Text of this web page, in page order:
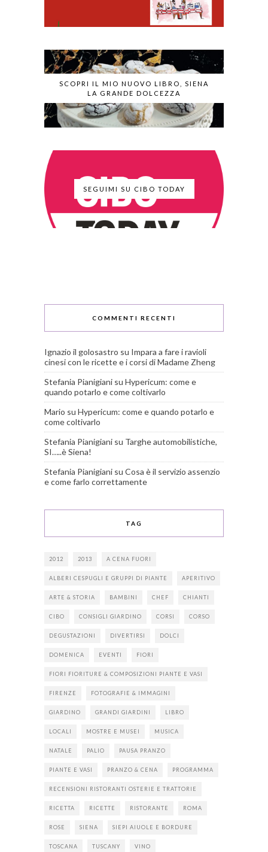
SCOPRI IL MIO NUOVO LIBRO, SIENA
LA GRANDE DOLCEZZA
SEGUIMI SU CIBO TODAY
COMMENTI RECENTI
Ignazio il golosastro su Impara a fare i ravioli
cinesi con le ricette e i corsi di Madame Zheng
Stefania Pianigiani su Hypericum: come e
quando potarlo e come coltivarlo
Mario su Hypericum: come e quando potarlo e
come coltivarlo
Stefania Pianigiani su Targhe automobilistiche,
SI…..è Siena!
Stefania Pianigiani su Cosa è il servizio assenzio
e come farlo correttamente
TAG
2012 2013 A CENA FUORI
ALBERI CESPUGLI E GRUPPI DI PIANTE APERITIVO
ARTE & STORIA BAMBINI CHEF CHIANTI
CIBO CONSIGLI GIARDINO CORSI CORSO
DEGUSTAZIONI DIVERTIRSI DOLCI
DOMENICA EVENTI FIORI
FIORI FIORITURE & COMPOSIZIONI PIANTE E VASI
FIRENZE FOTOGRAFIE & IMMAGINI
GIARDINO GRANDI GIARDINI LIBRO
LOCALI MOSTRE E MUSEI MUSICA
NATALE PALIO PAUSA PRANZO
PIANTE E VASI PRANZO & CENA PROGRAMMA
RECENSIONI RISTORANTI OSTERIE E TRATTORIE
RICETTA RICETTE RISTORANTE ROMA
ROSE SIENA SIEPI AIUOLE E BORDURE
TOSCANA TUSCANY VINO